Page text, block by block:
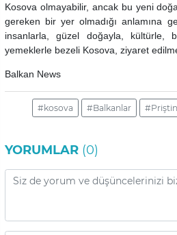
Kosova olmayabilir, ancak bu yeni
gereken bir yer olmadığı anlamına
insanlarla, güzel doğayla, kültürle,
yemeklerle bezeli Kosova, ziyaret
Balkan News
#kosova #Balkanlar
YORUMLAR (0)